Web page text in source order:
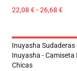
22,08 € - 26,68 €
Inuyasha Sudaderas
Inuyasha - Camiseta
Chicas